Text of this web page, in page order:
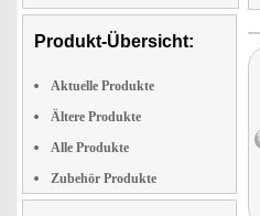
Produkt-Übersicht:
Aktuelle Produkte
Ältere Produkte
Alle Produkte
Zubehör Produkte